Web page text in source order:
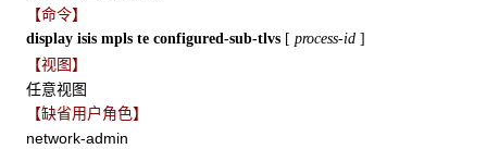
【命令】
display isis mpls te configured-sub-tlvs [ process-id ]
【视图】
任意视图
【缺省用户角色】
network-admin